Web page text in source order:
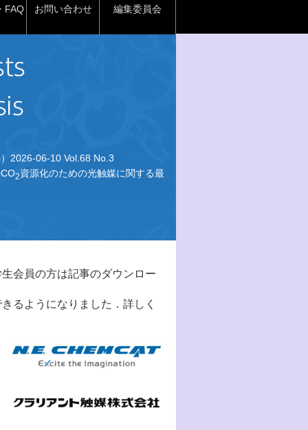
FAQ お問い合わせ 編集委員会
2026-06-10 Vol.68 No.3
2資源化のための光触媒に関する最
会員の方は記事のダウンロー
るようになりました．詳しく